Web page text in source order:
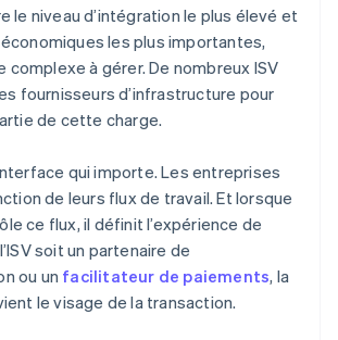
le niveau d’intégration le plus élevé et
les plus importantes,
complexe à gérer. De nombreux ISV
fournisseurs d’infrastructure pour
de cette charge.
qui importe. Les entreprises
de leurs flux de travail. Et lorsque
ce flux, il définit l’expérience de
soit un partenaire de
ou un facilitateur de paiements, la
le visage de la transaction.